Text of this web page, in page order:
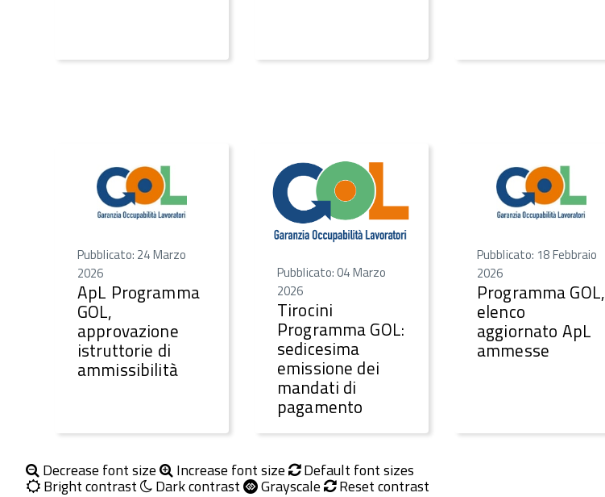
Pubblicato: 24 Marzo
2026
ApL Programma
GOL,
approvazione
istruttorie di
ammissibilità
Pubblicato: 04 Marzo
2026
Tirocini
Programma GOL:
sedicesima
emissione dei
mandati di
pagamento
Pubblicato: 18 Febbraio
2026
Programma GOL,
elenco
aggiornato ApL
ammesse
Decrease font size Increase font size Default font sizes
Bright contrast Dark contrast Grayscale Reset contrast